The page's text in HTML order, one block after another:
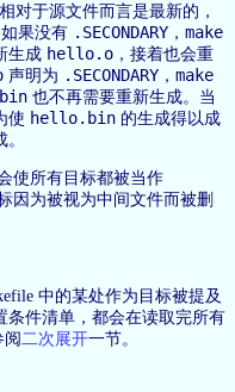
相对于源文件而言是最新的，
果没有 .SECONDARY ， make
生成 hello.o ，接着也会重
声明为 .SECONDARY ， make
也不再需要重新生成。当
使 hello.bin 的生成得以成
使所有目标都被当作
因为被视为中间文件而被删
中的某处作为目标被提及
条件清单，都会在读取完所有
二次展开一节。